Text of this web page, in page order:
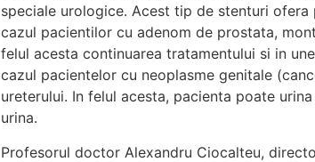
speciale urologice. Acest tip de stenturi
cazul pacientilor cu adenom de prostata,
felul acesta continuarea tratamentului si in
cazul pacientelor cu neoplasme genitale
ureterului. In felul acesta, pacienta poate
urina.
Profesorul doctor Alexandru Ciocalteu,